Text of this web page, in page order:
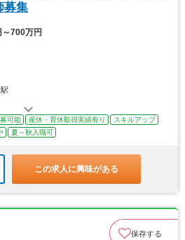
募集
～700万円
可能 産休・育休取得実績有り
スキルアップ
夏～秋入職可
この求人に興味がある
保存する